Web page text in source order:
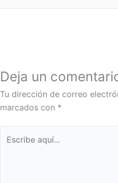
Deja un
Tu dirección de correo
marcados con *
aquí...